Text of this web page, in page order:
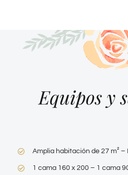
Equipos y
Amplia habitación de 27 m² –
1 cama 160 x 200 – 1 cama